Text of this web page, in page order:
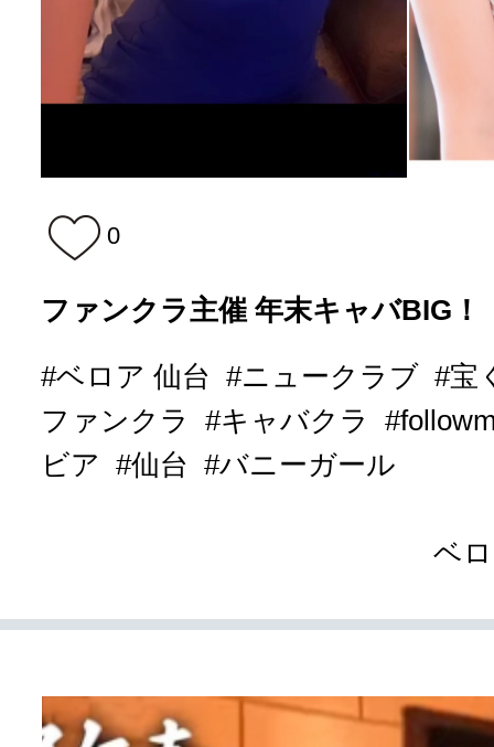
0
ファンクラ主催 年末キャバBIG！
#ベロア 仙台 #ニュークラブ #宝
ファンクラ
#キャバクラ
ビア
#仙台 #バニーガール
ベ